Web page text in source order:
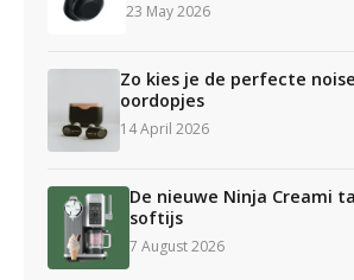
23 May 2026
Zo kies je de perfecte
oordopjes
14 April 2026
De nieuwe Ninja Creami
softijs
7 August 2026